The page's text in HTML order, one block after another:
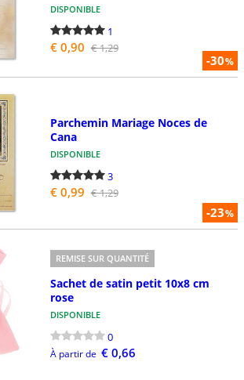
-30%
DISPONIBLE
1
€ 0,90 € 1,29
-23%
Parchemin Mariage Noces de
Cana
DISPONIBLE
3
€ 0,99 € 1,29
REMISE SUR QUANTITÉ
Sachet de satin petit 10x8 cm
rose
DISPONIBLE
0
À partir de € 0,66